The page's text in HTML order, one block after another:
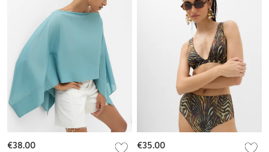
€38.00 €35.00